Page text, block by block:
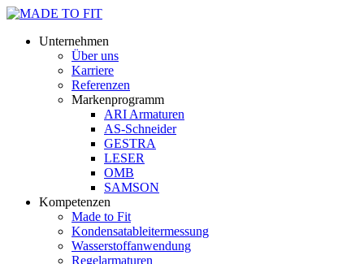
Unternehmen
Über uns
Karriere
Referenzen
Markenprogramm
ARI Armaturen
AS-Schneider
GESTRA
LESER
OMB
SAMSON
Kompetenzen
Made to Fit
Kondensat­ableiter­messung
Wasserstoff­anwendung
Regel­arma­turen